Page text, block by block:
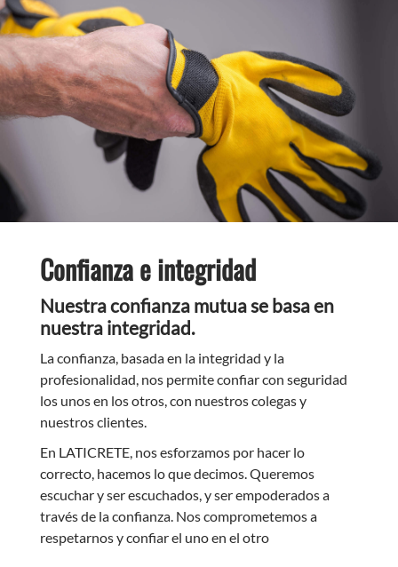
Confianza e integridad
Nuestra confianza mutua se basa en
nuestra integridad.
La confianza, basada en la integridad y la
profesionalidad, nos permite confiar con seguridad
los unos en los otros, con nuestros colegas y
nuestros clientes.
En LATICRETE, nos esforzamos por hacer lo
correcto, hacemos lo que decimos. Queremos
escuchar y ser escuchados, y ser empoderados a
través de la confianza. Nos comprometemos a
respetarnos y confiar el uno en el otro